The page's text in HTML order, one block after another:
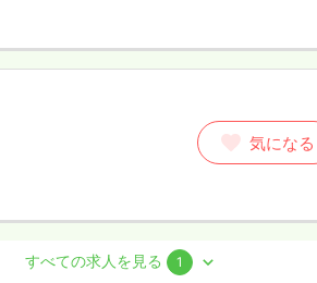
気になる
すべての求人を見る 1